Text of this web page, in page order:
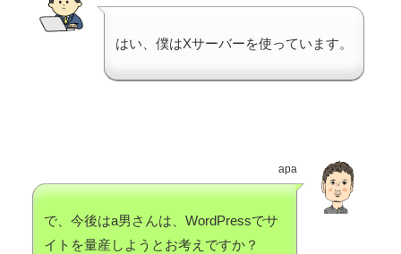
はい、僕はXサーバーを使っています。
apa
で、今後はa男さんは、WordPressでサ
イトを量産しようとお考えですか？